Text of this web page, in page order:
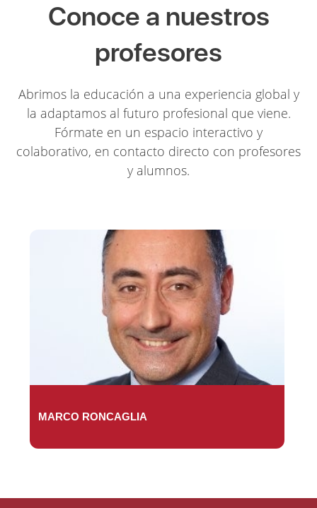
Conoce a nuestros
profesores
Abrimos la educación a una experiencia global y
la adaptamos al futuro profesional que viene.
Fórmate en un espacio interactivo y
colaborativo, en contacto directo con profesores
y alumnos.
MARCO RONCAGLIA